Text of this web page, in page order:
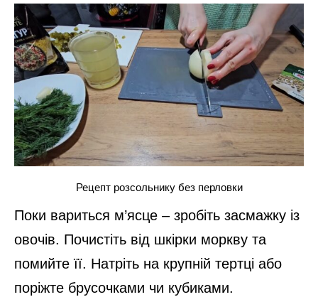
Рецепт розсольнику без перловки
Поки вариться м’ясце – зробіть засмажку із
овочів. Почистіть від шкірки моркву та
помийте її. Натріть на крупній тертці або
поріжте брусочками чи кубиками.